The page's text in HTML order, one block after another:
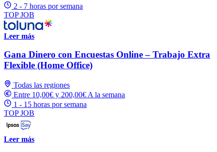
2 - 7 horas por semana
TOP JOB
Leer más
Gana Dinero con Encuestas Online – Trabajo Extra
Flexible (Home Office)
Todas las regiones
Entre 10,00€ y 200,00€ A la semana
1 - 15 horas por semana
TOP JOB
Leer más